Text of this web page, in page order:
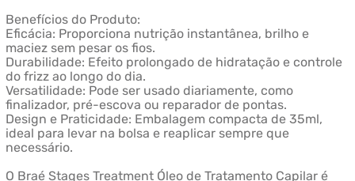
Benefícios do Produto:
Eficácia: Proporciona nutrição instantânea, brilho e
maciez sem pesar os fios.
Durabilidade: Efeito prolongado de hidratação e controle
do frizz ao longo do dia.
Versatilidade: Pode ser usado diariamente, como
finalizador, pré-escova ou reparador de pontas.
Design e Praticidade: Embalagem compacta de 35ml,
ideal para levar na bolsa e reaplicar sempre que
necessário.
O Braé Stages Treatment Óleo de Tratamento Capilar é